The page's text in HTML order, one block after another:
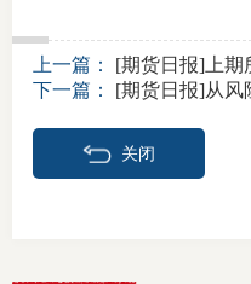
上一篇：
[期货日报]上期
下一篇：
[期货日报]从风
关闭